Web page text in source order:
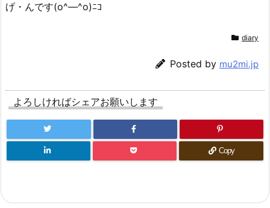
げ・んです(o^―^o)ﾆｺ
diary
Posted by mu2mi.jp
よろしければシェアお願いします
Copy